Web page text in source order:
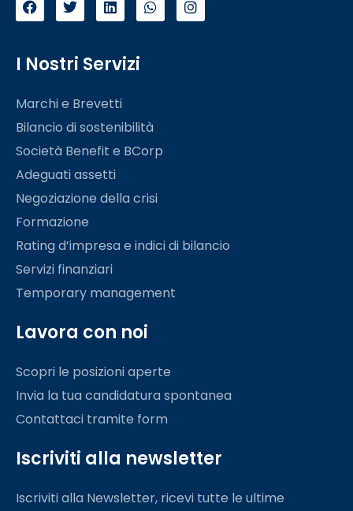
I Nostri Servizi
Marchi e Brevetti
Bilancio di sostenibilità
Società Benefit e BCorp
Adeguati assetti
Negoziazione della crisi
Formazione
Rating d’impresa e indici di bilancio
Servizi finanziari
Temporary management
Lavora con noi
Scopri le posizioni aperte
Invia la tua candidatura spontanea
Contattaci tramite form
Iscriviti alla newsletter
Iscriviti alla Newsletter, ricevi tutte le ultime